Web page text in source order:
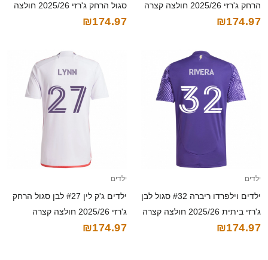
הרחק ג'רזי 2025/26 חולצה קצרה
₪174.97
סגול הרחק ג'רזי 2025/26 חולצה
קצרה
₪174.97
ילדים
ילדים וילפרדו ריברה #32 סגול לבן
ג'רזי ביתית 2025/26 חולצה קצרה
₪174.97
ילדים
ילדים ג'ק לין #27 לבן סגול הרחק
ג'רזי 2025/26 חולצה קצרה
₪174.97